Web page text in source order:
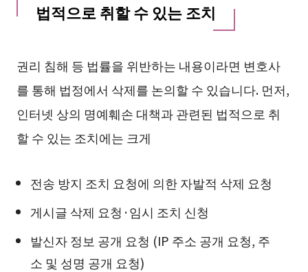
법적으로 취할 수 있는 조치
권리 침해 등 법률을 위반하는 내용이라면 변호사
를 통해 법정에서 삭제를 논의할 수 있습니다. 먼저,
인터넷 상의 명예훼손 대책과 관련된 법적으로 취
할 수 있는 조치에는 크게
전송 방지 조치 요청에 의한 자발적 삭제 요청
게시글 삭제 요청·임시 조치 신청
발신자 정보 공개 요청 (IP 주소 공개 요청, 주
소 및 성명 공개 요청)